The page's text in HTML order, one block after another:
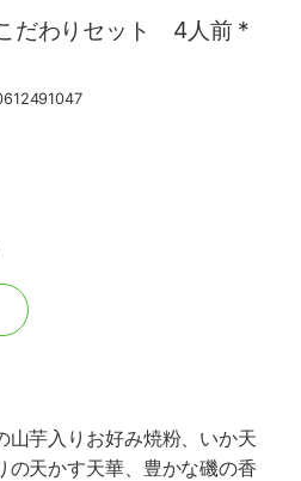
だわりセット 4人前 *
山芋入りお好み焼粉、いか天
の天かす天華、豊かな磯の香